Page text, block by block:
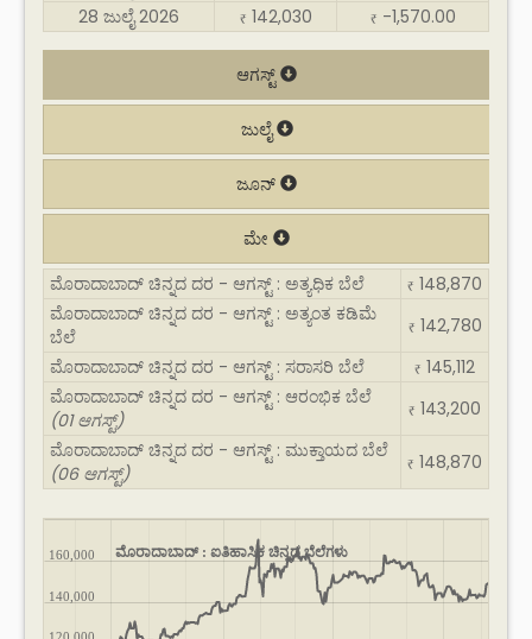
28 ಜುಲೈ 2026
₹ 142,030 ₹ -1,570.00
ಆಗಸ್ಟ್
ಜುಲೈ
ಜೂನ್
ಮೇ
ಮೊರಾದಾಬಾದ್ ಚಿನ್ನದ ದರ - ಆಗಸ್ಟ್ : ಅತ್ಯಧಿಕ ಬೆಲೆ
₹ 148,870
ಮೊರಾದಾಬಾದ್ ಚಿನ್ನದ ದರ - ಆಗಸ್ಟ್ : ಅತ್ಯಂತ ಕಡಿಮೆ
ಬೆಲೆ
₹ 142,780
ಮೊರಾದಾಬಾದ್ ಚಿನ್ನದ ದರ - ಆಗಸ್ಟ್ : ಸರಾಸರಿ ಬೆಲೆ
₹ 145,112
ಮೊರಾದಾಬಾದ್ ಚಿನ್ನದ ದರ - ಆಗಸ್ಟ್ : ಆರಂಭಿಕ ಬೆಲೆ
(01 ಆಗಸ್ಟ್)
₹ 143,200
ಮೊರಾದಾಬಾದ್ ಚಿನ್ನದ ದರ - ಆಗಸ್ಟ್ : ಮುಕ್ತಾಯದ ಬೆಲೆ
(06 ಆಗಸ್ಟ್)
₹ 148,870
ಮೊರಾದಾಬಾದ್ : ಐತಿಹಾಸಿಕ ಚಿನ್ನದ ಬೆಲೆಗಳು
140,000
160,000